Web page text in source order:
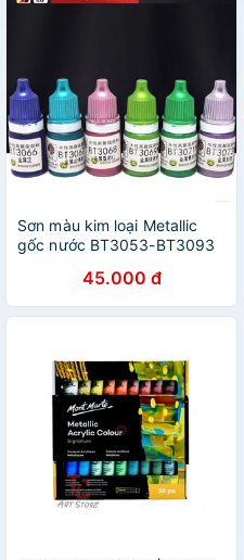
Sơn màu kim loại Metallic
gốc nước BT3053-BT3093
45.000 đ